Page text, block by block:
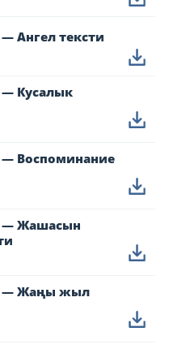
Ангел тексти
— Кусалык
— Воспоминание
— Жашасын
— Жаңы жыл